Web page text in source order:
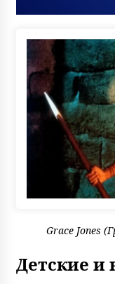
Grace Jones
Детские